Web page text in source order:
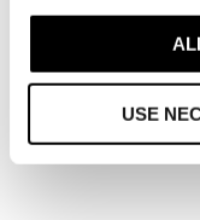
USE
leichter und
Texte. Zudem
eher zur
Texte.